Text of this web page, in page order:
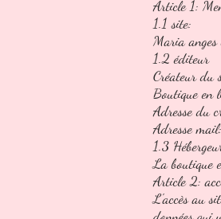
Article 1:
1.1 site:
Maria anges
1.2 éditeur
Créateur du
Boutique en
Adresse du
Adresse
1.3
La boutique
Article 2:
L'accès au